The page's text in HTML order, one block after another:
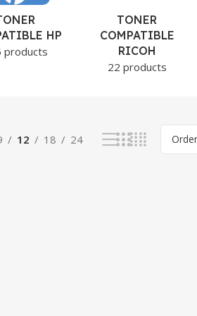
HP
products
TONER
COMPATIBLE
RICOH
22 products
12 18 24